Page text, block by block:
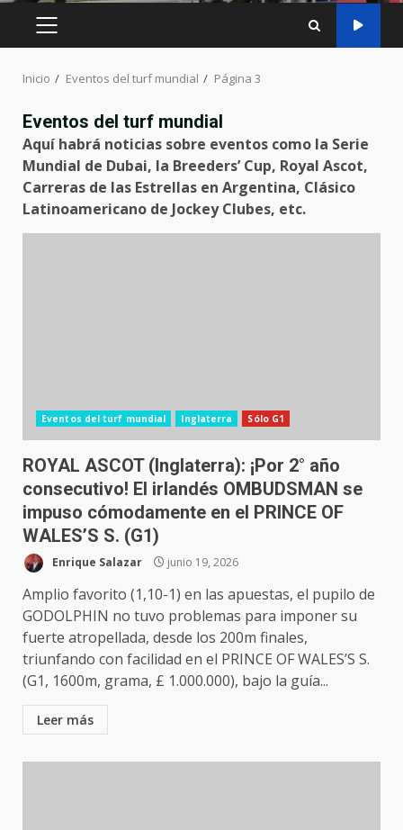
MENÚ
Inicio Eventos del turf mundial Página 3
Eventos del turf mundial
Aquí habrá noticias sobre eventos como la Serie
Mundial de Dubai, la Breeders’ Cup, Royal Ascot,
Carreras de las Estrellas en Argentina, Clásico
Latinoamericano de Jockey Clubes, etc.
Eventos del turf mundial Inglaterra Sólo G1
ROYAL ASCOT (Inglaterra): ¡Por 2° año
consecutivo! El irlandés OMBUDSMAN se
impuso cómodamente en el PRINCE OF
WALES’S S. (G1)
Enrique Salazar junio 19, 2026
Amplio favorito (1,10-1) en las apuestas, el pupilo de
GODOLPHIN no tuvo problemas para imponer su
fuerte atropellada, desde los 200m finales,
triunfando con facilidad en el PRINCE OF WALES’S S.
(G1, 1600m, grama, £ 1.000.000), bajo la guía...
Leer más